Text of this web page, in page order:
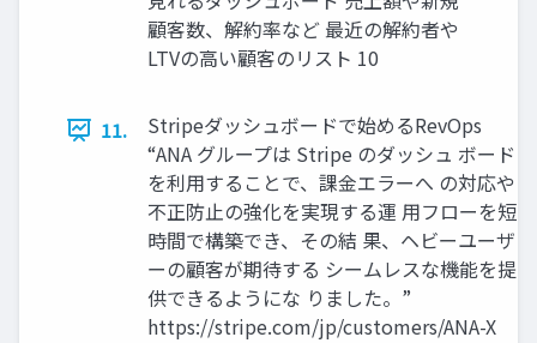
顧客数、解約率など 最近の解約者や
LTVの高い顧客のリスト 10
11.
Stripeダッシュボードで始めるRevOps
“ANA グループは Stripe のダッシュ ボード
を利用することで、課金エラーへ の対応や
不正防止の強化を実現する運 用フローを短
時間で構築でき、その結 果、ヘビーユーザ
ーの顧客が期待する シームレスな機能を提
供できるようにな りました。”
https://stripe.com/jp/customers/ANA-X